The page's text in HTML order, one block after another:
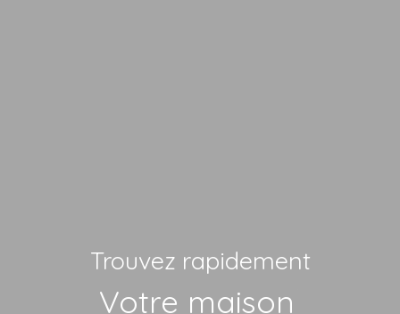
Trouvez rapidement
Vo|